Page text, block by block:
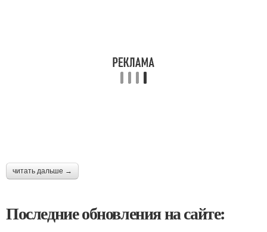
читать дальше →
Последние обновления на сайте: